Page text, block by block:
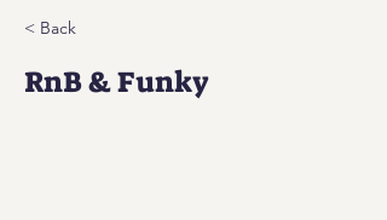
< Back
RnB & Funky